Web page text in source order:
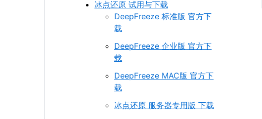
冰点还原 试用与下载
DeepFreeze 标准版 官方下
载
DeepFreeze 企业版 官方下
载
DeepFreeze MAC版 官方下
载
冰点还原 服务器专用版 下载